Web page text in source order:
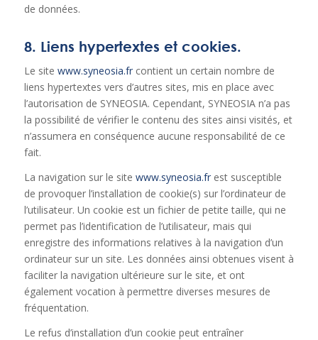
de données.
8. Liens hypertextes et cookies.
Le site www.syneosia.frcontient un certain nombre de
liens hypertextes vers d’autres sites, mis en place avec
l’autorisation de SYNEOSIA. Cependant, SYNEOSIA n’a pas
la possibilité de vérifier le contenu des sites ainsi visités, et
n’assumera en conséquence aucune responsabilité de ce
fait.
La navigation sur le site www.syneosia.frest susceptible
de provoquer l’installation de cookie(s) sur l’ordinateur de
l’utilisateur. Un cookie est un fichier de petite taille, qui ne
permet pas l’identification de l’utilisateur, mais qui
enregistre des informations relatives à la navigation d’un
ordinateur sur un site. Les données ainsi obtenues visent à
faciliter la navigation ultérieure sur le site, et ont
également vocation à permettre diverses mesures de
fréquentation.
Le refus d’installation d’un cookie peut entraîner